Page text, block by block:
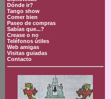
Dónde ir?
Tango show
Comer bien
Paseo de compras
Sabías que...?
Crease o no
Teléfonos útiles
Web amigas
Visitas guiadas
Contacto